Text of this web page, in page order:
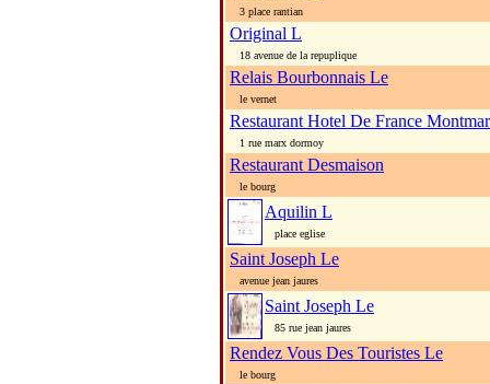
3 place rantian
Original L
18 avenue de la repuplique
Relais Bourbonnais Le
le vernet
Restaurant Hotel De France
1 rue marx dormoy
Restaurant Desmaison
le bourg
Aquilin L
place eglise
Saint Joseph Le
avenue jean jaures
Saint Joseph Le
85 rue jean jaures
Rendez Vous Des Touristes Le
le bourg